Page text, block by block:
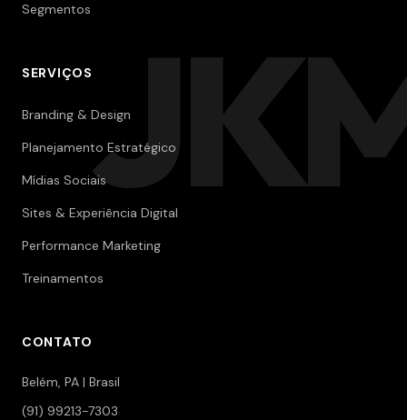
Segmentos
SERVIÇOS
Branding & Design
Planejamento Estratégico
Mídias Sociais
Sites & Experiência Digital
Performance Marketing
Treinamentos
CONTATO
Belém, PA | Brasil
(91) 99213-7303